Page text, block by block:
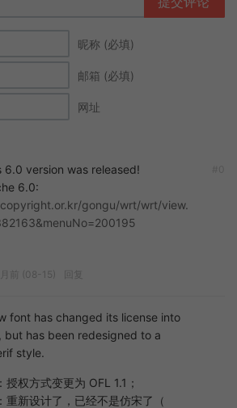
昵称 (必填)
邮箱 (必填)
网址
6.0 version was released!
6.0:
gongu/wrt/wrt/view.
月前 (08-15) 回复
font has changed its license into
but has been redesigned to a
style.
授权方式变更为 OFL 1.1；
重新设计了，已经不是仿宋了（